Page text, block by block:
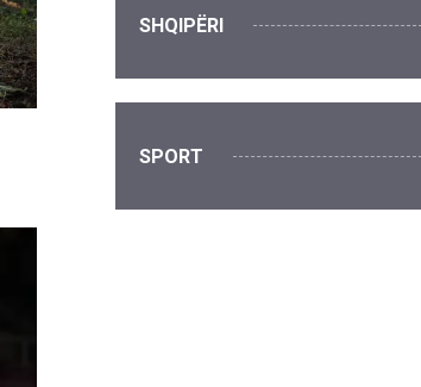
SHQIPËRI
SPORT